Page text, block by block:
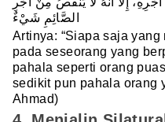
الصَّائِمِ شَيْءٌ
Artinya: “Siapa saja
pada seseorang yang
pahala seperti orang
sedikit pun pahala orang
Ahmad)